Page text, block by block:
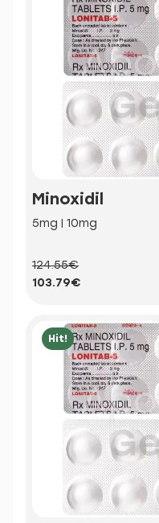
Minoxidil
5mg | 10mg
124.55€
103.79€
Hit!